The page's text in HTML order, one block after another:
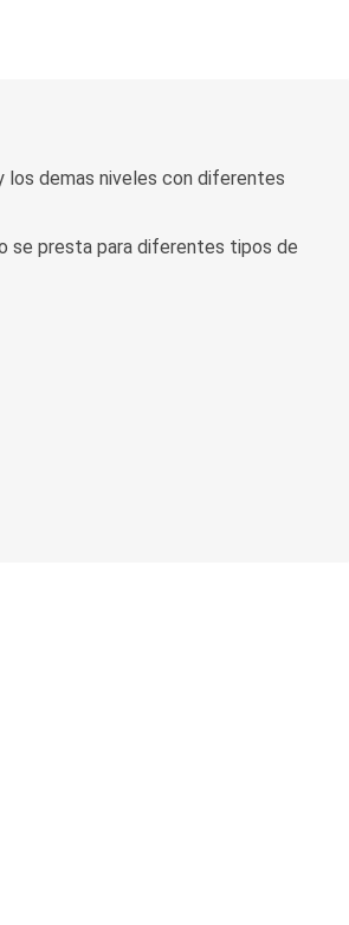
los demas niveles con diferentes
se presta para diferentes tipos de